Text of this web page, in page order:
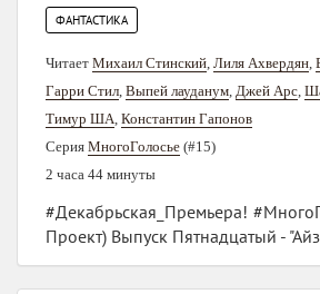
ФАНТАСТИКА
Читает Михаил Стинский, Лиля Ахвердян,
Гарри Стил, Выпей лауданум, Джей Арс,
Тимур ША, Константин Гапонов
Серия МногоГолосье (#15)
2 часа 44 минуты
#Декабрьская_Премьера!
Проект) Выпуск Пятнадцатый -